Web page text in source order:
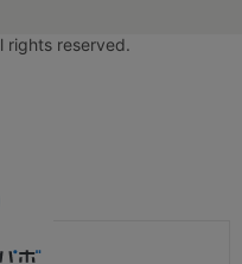
rights reserved.